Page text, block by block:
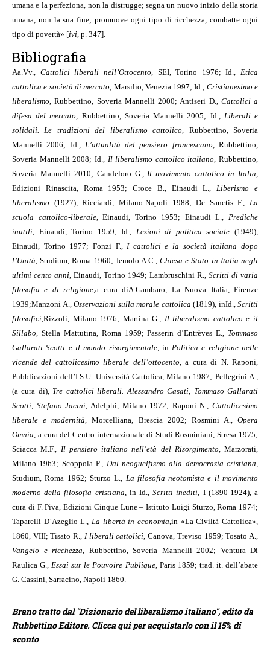
umana e la perfeziona, non la distrugge; segna un nuovo inizio della storia
umana, non la sua fine; promuove ogni tipo di ricchezza, combatte ogni
tipo di povertà» [ivi, p. 347].
Bibliografia
Aa.Vv., Cattolici liberali nell’Ottocento, SEI, Torino 1976; Id., Etica
cattolica e società di mercato, Marsilio, Venezia 1997; Id., Cristianesimo e
liberalismo, Rubbettino, Soveria Mannelli 2000; Antiseri D., Cattolici a
difesa del mercato, Rubbettino, Soveria Mannelli 2005; Id., Liberali e
solidali. Le tradizioni del liberalismo cattolico, Rubbettino, Soveria
Mannelli 2006; Id., L’attualità del pensiero francescano, Rubbettino,
Soveria Mannelli 2008; Id., Il liberalismo cattolico italiano, Rubbettino,
Soveria Mannelli 2010; Candeloro G.,Il movimento cattolico in Italia,
Edizioni Rinascita, Roma 1953; Croce B., Einaudi L.,Liberismo e
liberalismo (1927), Ricciardi, Milano-Napoli 1988; De Sanctis F., La
scuola cattolico-liberale, Einaudi, Torino 1953; Einaudi L.,Prediche
inutili, Einaudi, Torino 1959; Id., Lezioni di politica sociale (1949),
Einaudi, Torino 1977; FonziF.,I cattolici e la società italiana dopo
l’Unità, Studium, Roma 1960; Jemolo A.C.,Chiesa e Stato in Italia negli
ultimi cento anni, Einaudi, Torino 1949; Lambruschini R., Scritti di varia
filosofia e di religione,a cura diA.Gambaro, La Nuova Italia, Firenze
1939;Manzoni A.,Osservazioni sulla morale cattolica (1819), inId.,Scritti
filosofici,Rizzoli, Milano 1976; Martina G., Il liberalismo cattolico e il
Sillabo, Stella Mattutina, Roma 1959; Passerin d’Entrèves E., Tommaso
Gallarati Scotti e il mondo risorgimentale, inPolitica e religione nelle
vicende del cattolicesimo liberale dell’ottocento, a cura di N. Raponi,
Pubblicazioni dell’I.S.U. Università Cattolica, Milano 1987; Pellegrini A.,
(a cura di), Tre cattolici liberali. Alessandro Casati, Tommaso Gallarati
Scotti, Stefano Jacini, Adelphi, Milano 1972; Raponi N., Cattolicesimo
liberale e modernità, Morcelliana, Brescia 2002; Rosmini A., Opera
Omnia, a cura del Centro internazionale di Studi Rosminiani, Stresa 1975;
Sciacca M.F., Il pensiero italiano nell’età del Risorgimento, Marzorati,
Milano 1963; Scoppola P., Dal neoguelfismo alla democrazia cristiana,
Studium, Roma 1962; Sturzo L., La filosofia neotomista e il movimento
moderno della filosofia cristiana, in Id.,Scritti inediti, I (1890-1924), a
cura di F. Piva, Edizioni Cinque Lune – Istituto Luigi Sturzo, Roma 1974;
Taparelli D’Azeglio L., La libertà in economia,in «La Civiltà Cattolica»,
1860, VIII; Tisato R., I liberali cattolici, Canova, Treviso 1959;Tosato A.,
Vangelo e ricchezza, Rubbettino, Soveria Mannelli 2002; Ventura Di
Raulica G.,Essai sur le Pouvoire Publique, Paris 1859; trad. it. dell’abate
G. Cassini, Sarracino, Napoli 1860.
Brano tratto dal "Dizionario del liberalismo italiano", edito da
Rubbettino Editore. Clicca qui per acquistarlo con il 15% di
sconto